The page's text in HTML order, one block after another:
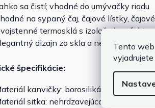
Tento
sa čistí; vhodné do umývačky riadu
na sypaný čaj, čajové lístky,
termosklá s izolačným
dizajn zo skla a nerezovej ocele
špecifikácie:
kanvičky: borosilikátové sklo
sitka: nehrdzavejúca oceľ